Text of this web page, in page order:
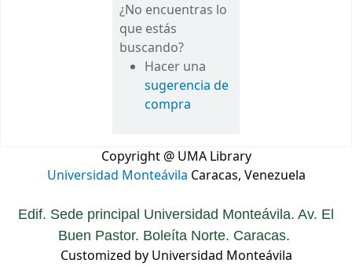
¿No encuentras lo
que estás
buscando?
Hacer una
sugerencia de
compra
Copyright @ UMA Library
Universidad Monteávila Caracas, Venezuela
Edif. Sede principal Universidad Monteávila. Av. El
Buen Pastor. Boleíta Norte. Caracas.
Customized by Universidad Monteávila